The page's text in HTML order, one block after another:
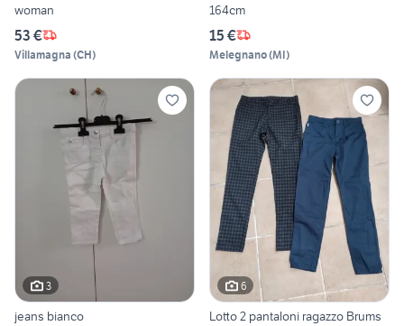
woman
53 €
Villamagna (CH)
164cm
15 €
Melegnano(MI)
3
jeans bianco
6
Lotto 2 pantaloni ragazzo Brums